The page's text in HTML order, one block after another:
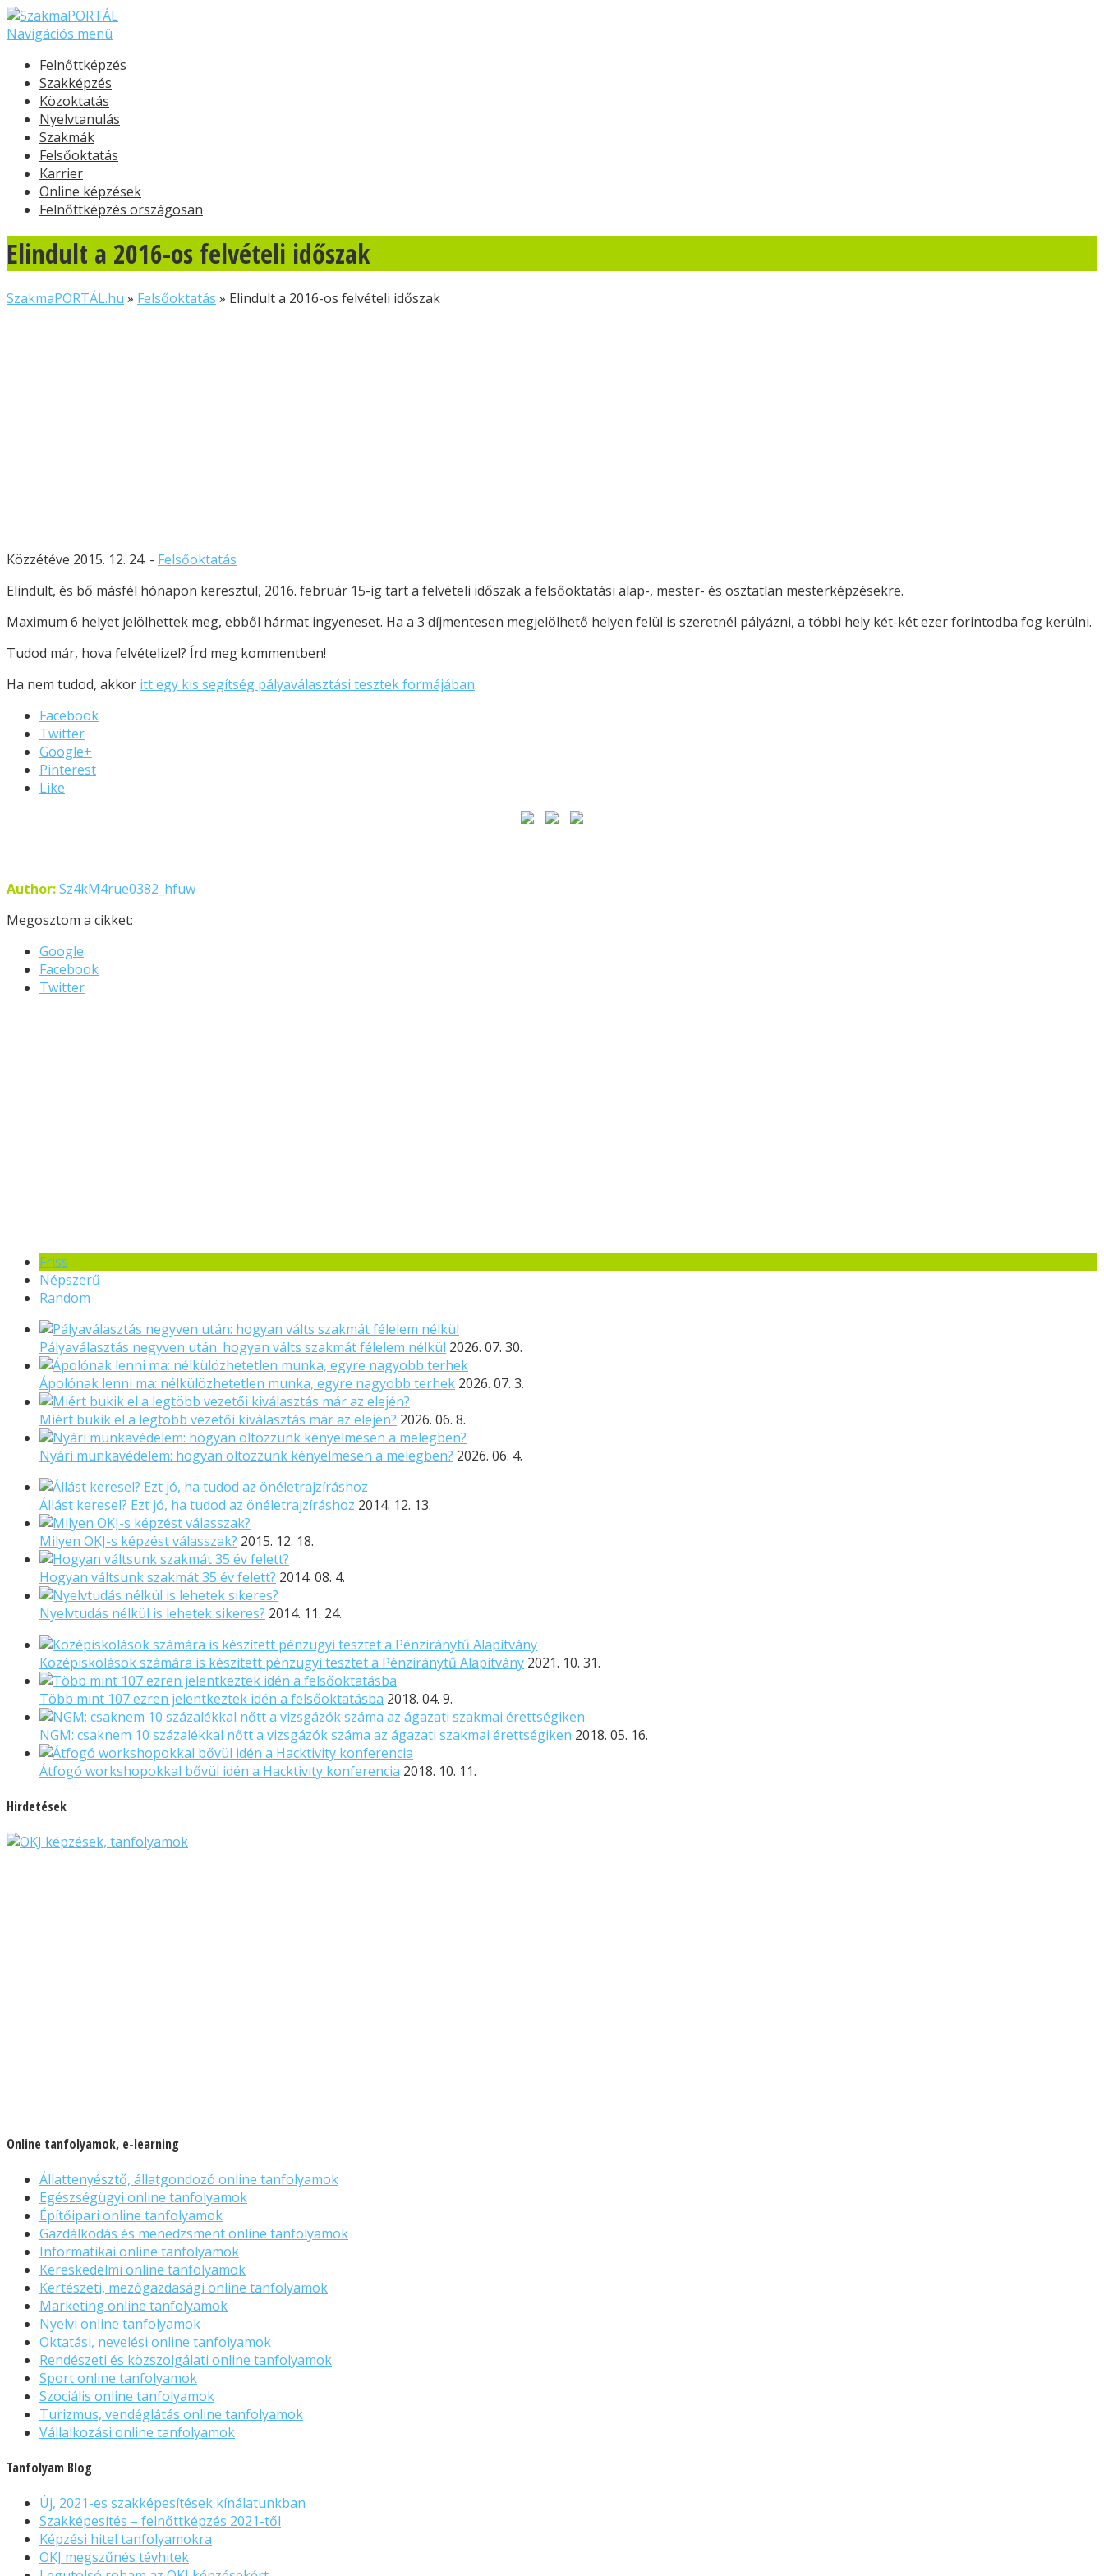
Navigációs menü
Felnőttképzés
Szakképzés
Közoktatás
Nyelvtanulás
Szakmák
Felsőoktatás
Karrier
Online képzések
Felnőttképzés országosan
Elindult a 2016-os felvételi időszak
SzakmaPORTÁL.hu » Felsőoktatás » Elindult a 2016-os felvételi időszak
Közzétéve 2015. 12. 24. - Felsőoktatás
Elindult, és bő másfél hónapon keresztül, 2016. február 15-ig tart a felvételi időszak a felsőoktatási alap-, mester- és osztatlan mesterképzésekre.
Maximum 6 helyet jelölhettek meg, ebből hármat ingyeneset. Ha a 3 díjmentesen megjelölhető helyen felül is szeretnél pályázni, a többi hely két-két ezer forintodba fog kerülni.
Tudod már, hova felvételizel? Írd meg kommentben!
Ha nem tudod, akkor itt egy kis segítség pályaválasztási tesztek formájában.
Facebook
Twitter
Google+
Pinterest
Like
Author:Sz4kM4rue0382_hfuw
Megosztom a cikket:
Google
Facebook
Twitter
Friss
Népszerű
Random
Pályaválasztás negyven után: hogyan válts szakmát félelem nélkül 2026. 07. 30.
Ápolónak lenni ma: nélkülözhetetlen munka, egyre nagyobb terhek 2026. 07. 3.
Miért bukik el a legtöbb vezetői kiválasztás már az elején? 2026. 06. 8.
Nyári munkavédelem: hogyan öltözzünk kényelmesen a melegben? 2026. 06. 4.
Állást keresel? Ezt jó, ha tudod az önéletrajzíráshoz 2014. 12. 13.
Milyen OKJ-s képzést válasszak? 2015. 12. 18.
Hogyan váltsunk szakmát 35 év felett? 2014. 08. 4.
Nyelvtudás nélkül is lehetek sikeres? 2014. 11. 24.
Középiskolások számára is készített pénzügyi tesztet a Pénziránytű Alapítvány 2021. 10. 31.
Több mint 107 ezren jelentkeztek idén a felsőoktatásba 2018. 04. 9.
NGM: csaknem 10 százalékkal nőtt a vizsgázók száma az ágazati szakmai érettségiken 2018. 05. 16.
Átfogó workshopokkal bővül idén a Hacktivity konferencia 2018. 10. 11.
Hirdetések
Online tanfolyamok, e-learning
Állattenyésztő, állatgondozó online tanfolyamok
Egészségügyi online tanfolyamok
Építőipari online tanfolyamok
Gazdálkodás és menedzsment online tanfolyamok
Informatikai online tanfolyamok
Kereskedelmi online tanfolyamok
Kertészeti, mezőgazdasági online tanfolyamok
Marketing online tanfolyamok
Nyelvi online tanfolyamok
Oktatási, nevelési online tanfolyamok
Rendészeti és közszolgálati online tanfolyamok
Sport online tanfolyamok
Szociális online tanfolyamok
Turizmus, vendéglátás online tanfolyamok
Vállalkozási online tanfolyamok
Tanfolyam Blog
Új, 2021-es szakképesítések kínálatunkban
Szakképesítés – felnőttképzés 2021-től
Képzési hitel tanfolyamokra
OKJ megszűnés tévhitek